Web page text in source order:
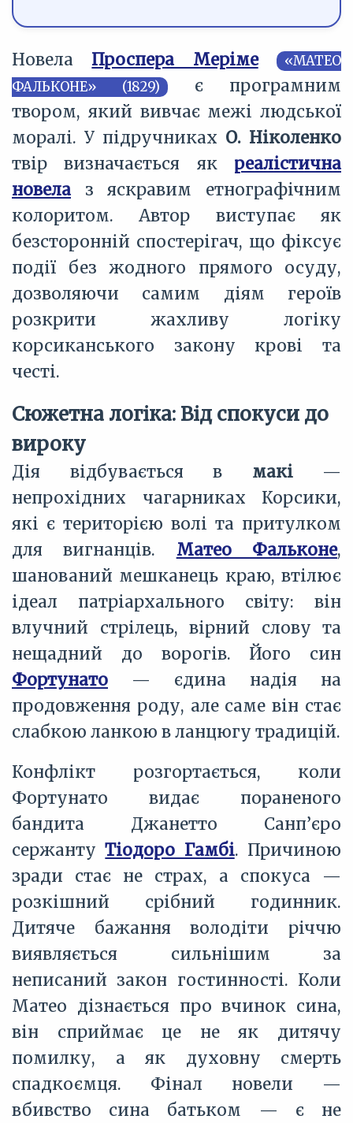
Новела Проспера Меріме
«МАТЕО
ФАЛЬКОНЕ» (1829)
є програмним
твором, який вивчає межі людської
моралі. У підручниках О. Ніколенко
твір визначається як реалістична
новела з яскравим етнографічним
колоритом. Автор виступає як
безсторонній спостерігач, що фіксує
події без жодного прямого осуду,
дозволяючи самим діям героїв
розкрити жахливу логіку
корсиканського закону крові та
честі.
Сюжетна логіка: Від спокуси до
вироку
Дія відбувається в макі—
непрохідних чагарниках Корсики,
які є територією волі та притулком
для вигнанців. Матео Фальконе,
шанований мешканець краю, втілює
ідеал патріархального світу: він
влучний стрілець, вірний слову та
нещадний до ворогів. Його син
Фортунато — єдина надія на
продовження роду, але саме він стає
слабкою ланкою в ланцюгу традицій.
Конфлікт розгортається, коли
Фортунато видає пораненого
бандита Джанетто Санп’єро
сержантуТіодоро Гамбі. Причиною
зради стає не страх, а спокуса —
розкішний срібний годинник.
Дитяче бажання володіти річчю
виявляється сильнішим за
неписаний закон гостинності. Коли
Матео дізнається про вчинок сина,
він сприймає це не як дитячу
помилку, а як духовну смерть
спадкоємця. Фінал новели —
вбивство сина батьком — є не